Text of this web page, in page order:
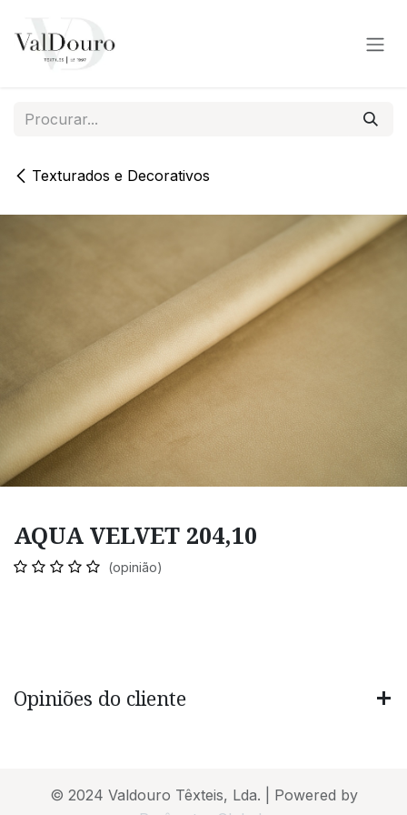
Texturados e Decorativos
AQUA VELVET 204,10
(opinião)
Opiniões do cliente
© 2024 Valdouro Têxteis, Lda. | Powered by